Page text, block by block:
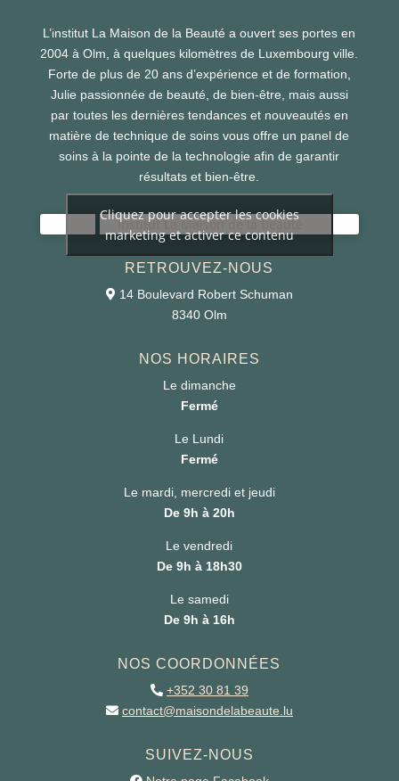
L’institut La Maison de la Beauté a ouvert ses portes en
2004 à Olm, à quelques kilomètres de Luxembourg ville.
Forte de plus de 20 ans d’expérience et de formation,
Julie passionnée de beauté, de bien-être, mais aussi
par toutes les dernières tendances et nouveautés en
matière de technique de soins vous offre un panel de
soins à la pointe de la technologie afin de garantir
résultats et bien-être.
Institut La Maison de la Beauté
Cliquez pour accepter les cookies
marketing et activer ce contenu
RETROUVEZ-NOUS
14 Boulevard Robert Schuman
8340 Olm
NOS HORAIRES
Le dimanche
Fermé
Le Lundi
Fermé
Le mardi, mercredi et jeudi
De 9h à 20h
Le vendredi
De 9h à 18h30
Le samedi
De 9h à 16h
NOS COORDONNÉES
+352 30 81 39
contact@maisondelabeaute.lu
SUIVEZ-NOUS